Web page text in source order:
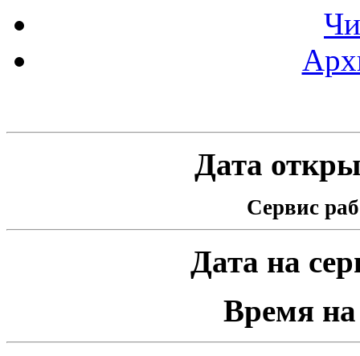
Дата
Сервис
Дата на
Время на